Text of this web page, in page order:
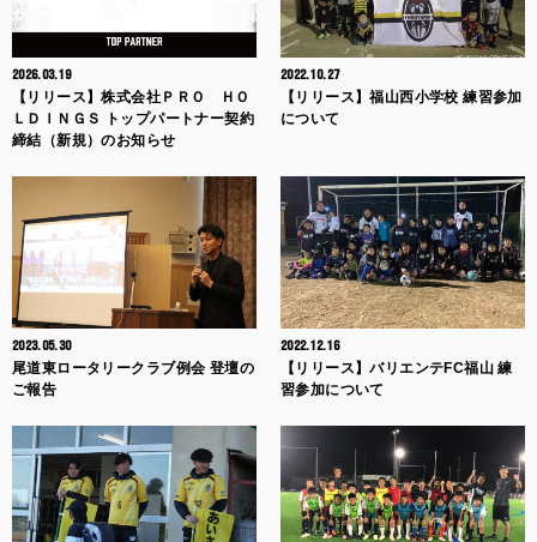
2026.03.19
【リリース】株式会社ＰＲＯ ＨＯ
ＬＤＩＮＧＳ トップパートナー契約
締結（新規）のお知らせ
2022.10.27
【リリース】福山西小学校 練習参加
について
2023.05.30
尾道東ロータリークラブ例会 登壇の
ご報告
2022.12.16
【リリース】バリエンテFC福山 練
習参加について